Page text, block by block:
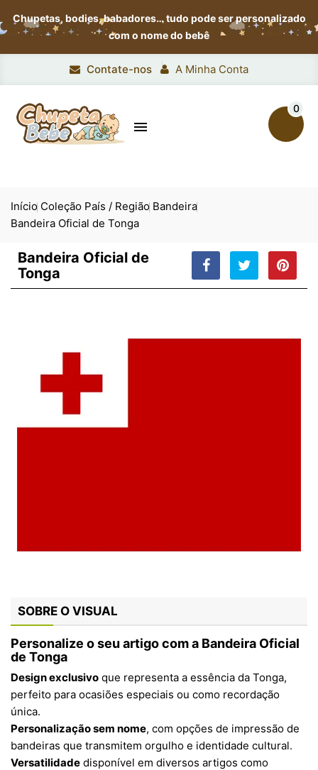
Chupetas, bodies, babadores…tudo pode ser personalizado
com o nome do bebê
Contate-nos A Minha Conta

0
Início Coleção País / Região Bandeira
Bandeira Oficial de Tonga
Bandeira Oficial de
Tonga
SOBRE O VISUAL
Personalize o seu artigo com a Bandeira Oficial
de Tonga
Design exclusivo que representa a essência da Tonga,
perfeito para ocasiões especiais ou como recordação
única.
Personalização sem nome, com opções de impressão de
bandeiras que transmitem orgulho e identidade cultural.
Versatilidade disponível em diversos artigos como